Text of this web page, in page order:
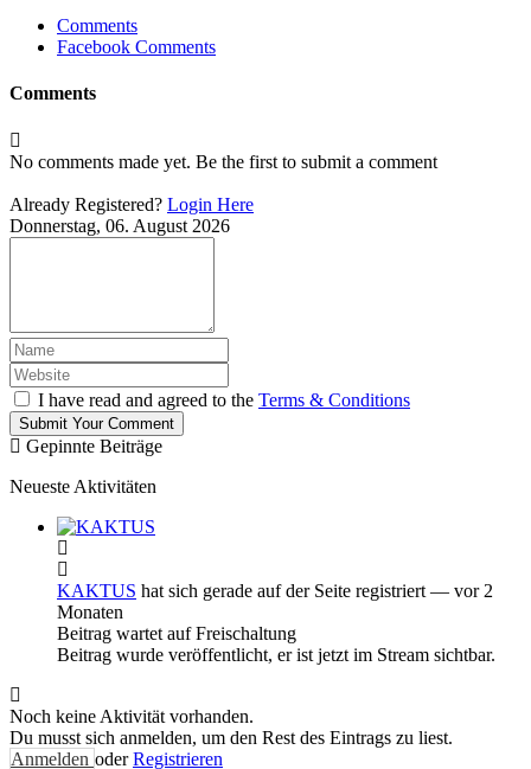
Comments
Facebook Comments
Comments
No comments made yet. Be the first to submit a comment
Already Registered? Login Here
Donnerstag, 06. August 2026
I have read and agreed to the Terms & Conditions
Submit Your Comment
Gepinnte Beiträge
Neueste Aktivitäten
KAKTUS hat sich gerade auf der Seite registriert — vor 2
Monaten
Beitrag wartet auf Freischaltung
Beitrag wurde veröffentlicht, er ist jetzt im Stream sichtbar.
Noch keine Aktivität vorhanden.
Du musst sich anmelden, um den Rest des Eintrags zu liest.
Anmelden oderRegistrieren